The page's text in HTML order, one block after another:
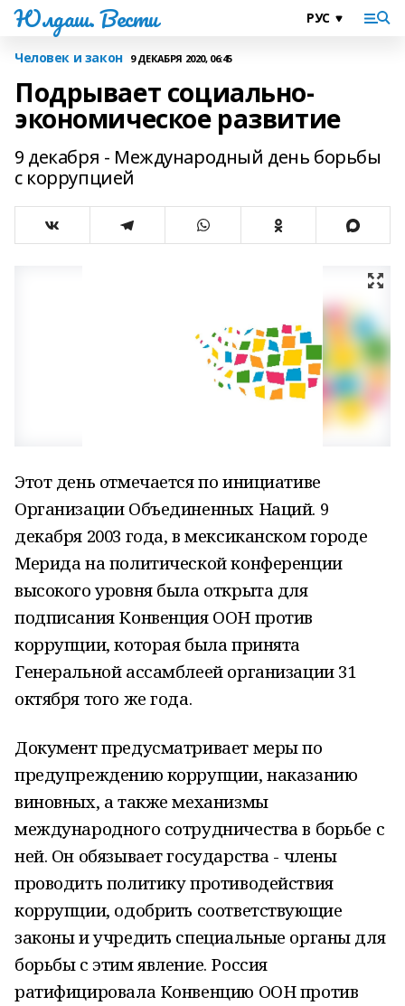
Юлдаш. Вести
Человек и закон 9 ДЕКАБРЯ 2020, 06:45
Подрывает социально-
экономическое развитие
9 декабря - Международный день борьбы
с коррупцией
Этот день отмечается по инициативе
Организации Объединенных Наций. 9
декабря 2003 года, в мексиканском городе
Мерида на политической конференции
высокого уровня была открытадля
подписания Конвенция ООН против
коррупции, которая была принята
Генеральной ассамблеей организации 31
октября того же года.
Документ предусматривает меры по
предупреждению коррупции, наказанию
виновных, а также механизмы
международного сотрудничества в борьбе с
ней. Он обязывает государства - члены
проводить политику противодействия
коррупции, одобрить соответствующие
законы и учредить специальные органы для
борьбы с этим явление. Россия
ратифицировала Конвенцию ООН против